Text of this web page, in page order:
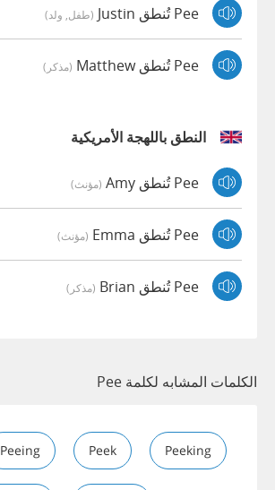
Pee تُنطق Justin (طفل, ولد)
Pee تُنطق Matthew (مذكر)
النطق باللهجة الأمريكية
Pee تُنطق Amy (مؤنث)
Pee تُنطق Emma (مؤنث)
Pee تُنطق Brian (مذكر)
الكلمات المشابه لكلمة Pee
Peeing Peek Peeking